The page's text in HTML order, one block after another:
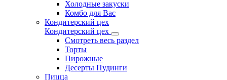
Холодные закуски
Комбо для Вас
Кондитерский цех
Кондитерский цех
Смотреть весь раздел
Торты
Пирожные
Десерты Пудинги
Пицца